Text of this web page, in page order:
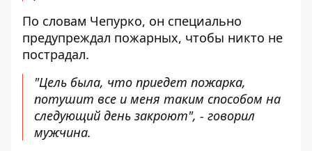
По словам Чепурко, он специально
предупреждал пожарных, чтобы никто не
пострадал.
"Цель была, что приедет пожарка,
потушит все и меня таким способом на
следующий день закроют", - говорил
мужчина.